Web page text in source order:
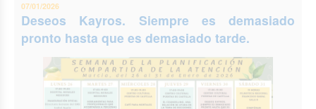
07/01/2026
Deseos Kayros. Siempre es demasiado
pronto hasta que es demasiado tarde.